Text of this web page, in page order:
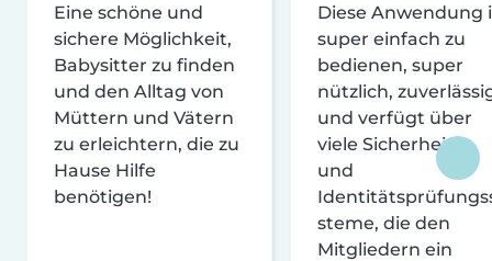
Eine schöne und
sichere Möglichkeit,
Babysitter zu finden
und den Alltag von
Müttern und Vätern
zu erleichtern, die zu
Hause Hilfe
benötigen!
Diese Anwendung
super einfach zu
bedienen, super
nützlich,
und verfügt über
viele Sicherheits-
und
steme, die den
Mitgliedern ein